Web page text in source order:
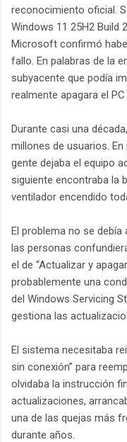
reconocimiento oficial.
Windows 11 25H2 Build
Microsoft confirmó
fallo. En palabras de la
subyacente que podía
realmente apagara el
Durante casi una
millones de usuarios.
gente dejaba el equipo
siguiente encontraba la
ventilador encendido
El problema no se debía
las personas
el de “Actualizar y
probablemente una
del Windows Servicing
gestiona las
El sistema necesitaba
sin conexión” para
olvidaba la instrucción
actualizaciones,
una de las quejas más
durante años.